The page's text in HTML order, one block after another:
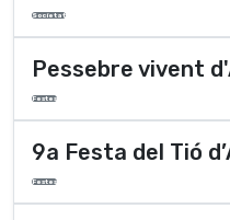
Societat
Pessebre vivent
Festes
9a Festa del Tió
Festes